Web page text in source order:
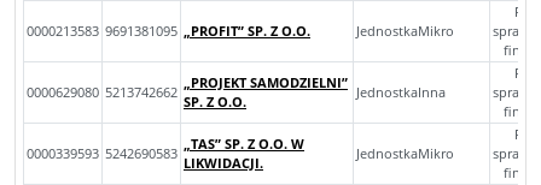
0000213583 9691381095 „PROFIT” SP. Z O.O. JednostkaMikro
0000629080 5213742662
„PROJEKT SAMODZIELNI”
SP. Z O.O.
JednostkaInna
0000339593 5242690583
„TAS” SP. Z O.O. W
LIKWIDACJI.
JednostkaMikro